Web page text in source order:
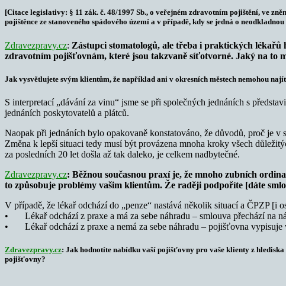
[Citace legislativy: § 11 zák. č. 48/1997 Sb., o veřejném zdravotním pojištění, ve
pojištěnce ze stanoveného spádového území a v případě, kdy se jedná o
Zdravezpravy.cz: Zástupci stomatologů, ale třeba i praktických
zdravotním pojišťovnám, které jsou takzvaně síťotvorné. Jaký na to
Jak vysvětlujete svým klientům, že například ani v okresních městech nemohou
S interpretací „dávání za vinu“ jsme se při společných jednáních s
jednáních poskytovatelů a plátců.
Naopak při jednáních bylo opakovaně konstatováno, že důvodů, proč je
Změna k lepší situaci tedy musí být provázena mnoha kroky všech
za posledních 20 let došla až tak daleko, je celkem nadbytečné.
Zdravezpravy.cz: Běžnou současnou praxí je, že mnoho zubních
to způsobuje problémy vašim klientům. Že raději podpoříte [dáte
V případě, že lékař odchází do „penze“ nastává několik situací a ČPZP [i
• Lékař odchází z praxe a má za sebe náhradu – smlouva přechází na
• Lékař odchází z praxe a nemá za sebe náhradu – pojišťovna vypisuje
Zdravezpravy.cz: Jak hodnotíte nabídku vaší pojišťovny pro vaše klienty z
pojišťovny?